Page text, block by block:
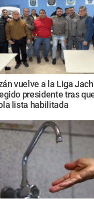
vuelve a la Liga
presidente tras
lista habilitada